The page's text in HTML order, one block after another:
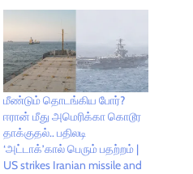
மீண்டும் தொடங்கிய போர்?
ஈரான் மீது அமெரிக்கா கொடூர
தாக்குதல்.. பதிலடி
‘அட்டாக்’கால் பெரும் பதற்றம் |
US strikes Iranian missile and